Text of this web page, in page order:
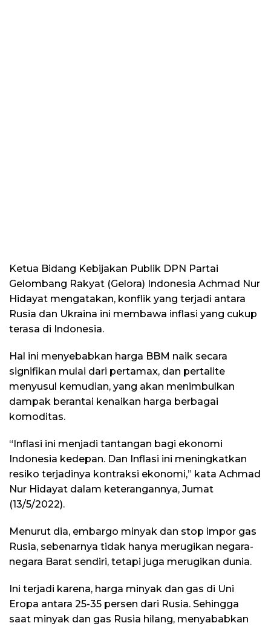
Ketua Bidang Kebijakan Publik DPN Partai
Gelombang Rakyat (Gelora) Indonesia Achmad Nur
Hidayat mengatakan, konflik yang terjadi antara
Rusia dan Ukraina ini membawa inflasi yang cukup
terasa di Indonesia.
Hal ini menyebabkan harga BBM naik secara
signifikan mulai dari pertamax, dan pertalite
menyusul kemudian, yang akan menimbulkan
dampak berantai kenaikan harga berbagai
komoditas.
“Inflasi ini menjadi tantangan bagi ekonomi
Indonesia kedepan. Dan Inflasi ini meningkatkan
resiko terjadinya kontraksi ekonomi,” kata Achmad
Nur Hidayat dalam keterangannya, Jumat
(13/5/2022).
Menurut dia, embargo minyak dan stop impor gas
Rusia, sebenarnya tidak hanya merugikan negara-
negara Barat sendiri, tetapi juga merugikan dunia.
Ini terjadi karena, harga minyak dan gas di Uni
Eropa antara 25-35 persen dari Rusia. Sehingga
saat minyak dan gas Rusia hilang, menyababkan